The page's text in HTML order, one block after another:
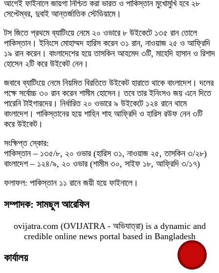
আগেই ফাইনালে জায়গা নিশ্চিত করা ভারত ও পাকিস্তান মুখোমুখি হবে ২৮
সেপ্টেম্বর, দুবাই আন্তর্জাতিক স্টেডিয়ামে।
টস জিতে প্রথমে ব্যাটিংয়ে নেমে ২০ ওভারে ৮ উইকেটে ১৩৫ রান তোলে
পাকিস্তান। ইনিংসে মোহাম্মদ হারিস করেন ৩১ রান, নাওয়াজ ২৫ ও আফ্রিদি
১৯ রান করেন। বাংলাদেশের হয়ে তাসকিন আহমেদ ৩টি, মাহেদি হাসান ও রিশাদ
হোসেন ২টি করে উইকেট নেন।
জবাবে ব্যাটিংয়ে নেমে নিয়মিত বিরতিতে উইকেট হারাতে থাকে বাংলাদেশ। দলের
পক্ষে সর্বোচ্চ ৩০ রান করেন শামীম হোসেন। তবে তার ইনিংসও জয় এনে দিতে
পারেনি টাইগারদের। নির্ধারিত ২০ ওভারে ৯ উইকেটে ১২৪ রানে থামে
বাংলাদেশ। পাকিস্তানের হয়ে শাহিন শাহ আফ্রিদি ও হারিস রউফ নেন ৩টি
করে উইকেট।
সংক্ষিপ্ত স্কোর:
পাকিস্তান – ১৩৫/৮, ২০ ওভার (হারিস ৩১, নাওয়াজ ২৫, তাসকিন ৩/২৮)
বাংলাদেশ – ১২৪/৯, ২০ ওভার (শামীম ৩০, সাইফ ১৮, আফ্রিদি ৩/১৭)
ফলাফল: পাকিস্তান ১১ রানে জয়ী হয়ে ফাইনালে।
সম্পাদক: সামছুল আরেফিন
ovijatra.com (OVIJATRA - অভিযাত্রা) is a dynamic and
credible online news portal based in Bangladesh
কার্যালয়